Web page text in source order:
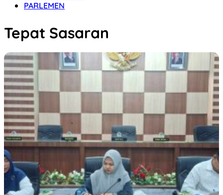
PARLEMEN
Tepat Sasaran